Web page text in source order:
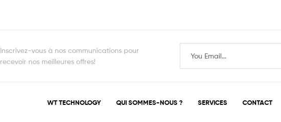
Inscrivez-vous à nos communications pour
recevoir nos meilleures offres!
WT TECHNOLOGY QUI SOMMES-NOUS ? SERVICES CONTACT